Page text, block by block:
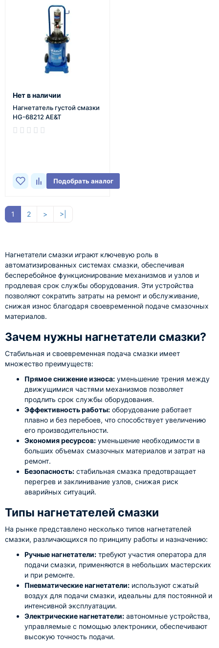
Нет в наличии
Нагнетатель густой смазки
HG-68212 AE&T
Подобрать аналог
1 2 > >|
Нагнетатели смазки играют ключевую роль в
автоматизированных системах смазки, обеспечивая
бесперебойное функционирование механизмов и узлов и
продлевая срок службы оборудования. Эти устройства
позволяют сократить затраты на ремонт и обслуживание,
снижая износ благодаря своевременной подаче смазочных
материалов.
Зачем нужны нагнетатели смазки?
Стабильная и своевременная подача смазки имеет
множество преимуществ:
Прямое снижение износа: уменьшение трения между
движущимися частями механизмов позволяет
продлить срок службы оборудования.
Эффективность работы: оборудование работает
плавно и без перебоев, что способствует увеличению
его производительности.
Экономия ресурсов: уменьшение необходимости в
больших объемах смазочных материалов и затрат на
ремонт.
Безопасность: стабильная смазка предотвращает
перегрев и заклинивание узлов, снижая риск
аварийных ситуаций.
Типы нагнетателей смазки
На рынке представлено несколько типов нагнетателей
смазки, различающихся по принципу работы и назначению:
Ручные нагнетатели: требуют участия оператора для
подачи смазки, применяются в небольших мастерских
и при ремонте.
Пневматические нагнетатели: используют сжатый
воздух для подачи смазки, идеальны для постоянной и
интенсивной эксплуатации.
Электрические нагнетатели: автономные устройства,
управляемые с помощью электроники, обеспечивают
высокую точность подачи.